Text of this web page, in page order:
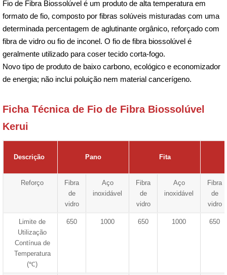
Fio de Fibra Biossolúvel é um produto de alta temperatura em
formato de fio, composto por fibras solúveis misturadas com uma
determinada percentagem de aglutinante orgânico, reforçado com
fibra de vidro ou fio de inconel. O fio de fibra biossolúvel é
geralmente utilizado para coser tecido corta-fogo.
Novo tipo de produto de baixo carbono, ecológico e economizador
de energia; não inclui poluição nem material cancerígeno.
Ficha Técnica de Fio de Fibra Biossolúvel
Kerui
Descrição Pano Fita
Reforço
Fibra
de
vidro
Aço
inoxidável
Fibra
de
vidro
Aço
inoxidável
Fibra
de
vidro
Limite de
Utilização
Contínua de
Temperatura
(℃)
650 1000 650 1000 650